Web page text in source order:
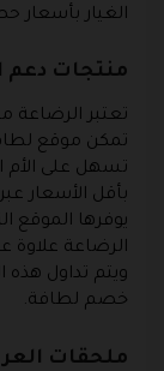
الغيار بأسعار
منتجات دعم
تعتبر الرضاعة
تمكن موقع
تسهل على الأم
بأقل الأسعار
يوفرها الموقع
الرضاعة علاوة
ويتم تداول هذه
خصم لطافة.
ملحقات